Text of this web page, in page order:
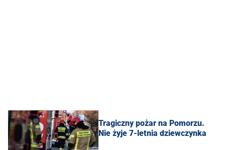
Tragiczny pożar na Pomorzu.
Nie żyje 7-letnia dziewczynka